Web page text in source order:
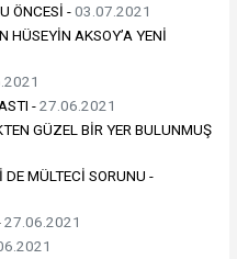
ÖNCESİ -03.07.2021
HÜSEYİN AKSOY’A YENİ
-27.06.2021
GÜZEL BİR YER BULUNMUŞ
MÜLTECİ SORUNU -
27.06.2021